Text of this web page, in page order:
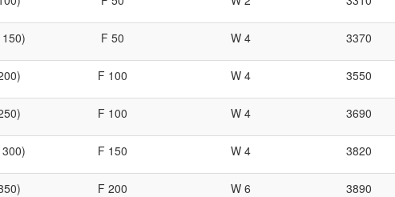
F 50 W 4 3370
F 100 W 4 3550
F 100 W 4 3690
F 150 W 4 3820
F 200 W 6 3890